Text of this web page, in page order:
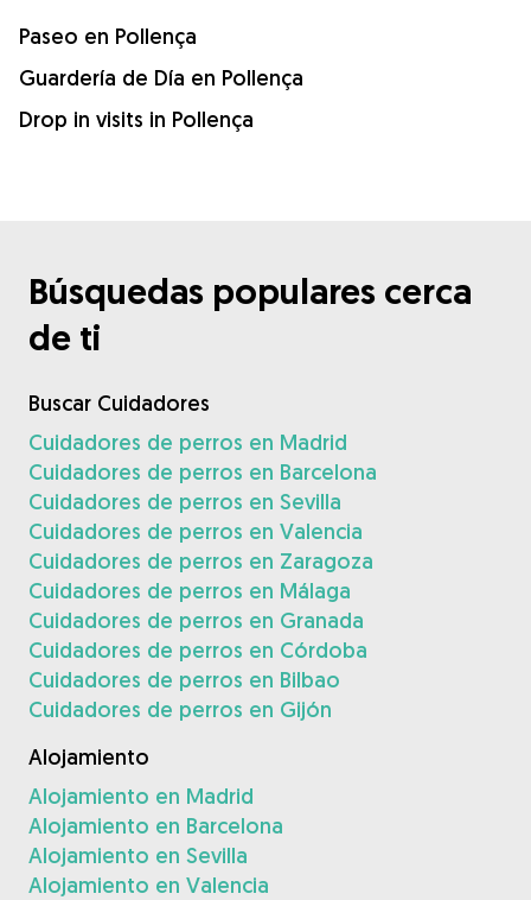
Paseo en Pollença
Guardería de Día en Pollença
Drop in visits in Pollença
Búsquedas populares cerca
de ti
Buscar Cuidadores
Cuidadores de perros en Madrid
Cuidadores de perros en Barcelona
Cuidadores de perros en Sevilla
Cuidadores de perros en Valencia
Cuidadores de perros en Zaragoza
Cuidadores de perros en Málaga
Cuidadores de perros en Granada
Cuidadores de perros en Córdoba
Cuidadores de perros en Bilbao
Cuidadores de perros en Gijón
Alojamiento
Alojamiento en Madrid
Alojamiento en Barcelona
Alojamiento en Sevilla
Alojamiento en Valencia